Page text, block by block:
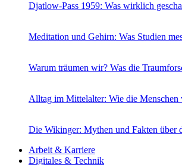
Djatlow-Pass 1959: Was wirklich
Meditation und Gehirn: Was Studien
Warum träumen wir? Was die
Alltag im Mittelalter: Wie die
Die Wikinger: Mythen und Fakten über
Arbeit & Karriere
Digitales & Technik